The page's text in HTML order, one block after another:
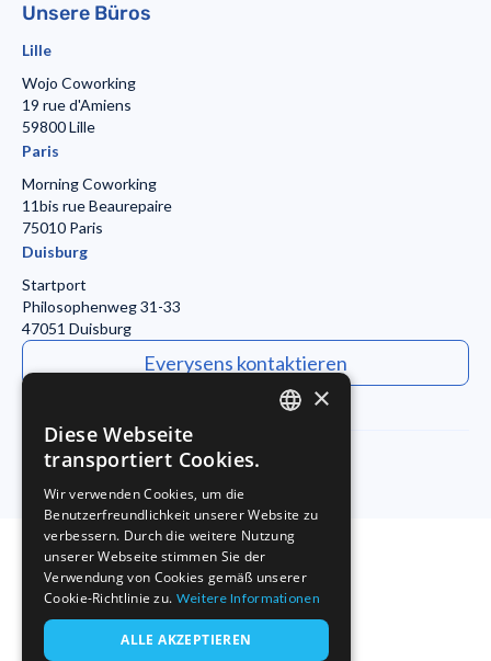
Unsere Büros
Lille
Wojo Coworking
19 rue d'Amiens
59800 Lille
Paris
Morning Coworking
11bis rue Beaurepaire
75010 Paris
Duisburg
Startport
Philosophenweg 31-33
47051 Duisburg
Everysens kontaktieren
ImpressumDatenschutz
GERMAN
×
Diese Webseite
transportiert Cookies.
Wir verwenden Cookies, um die
Benutzerfreundlichkeit unserer Website zu
verbessern. Durch die weitere Nutzung
unserer Webseite stimmen Sie der
Verwendung von Cookies gemäß unserer
Cookie-Richtlinie zu. Weitere Informationen
ALLE AKZEPTIEREN